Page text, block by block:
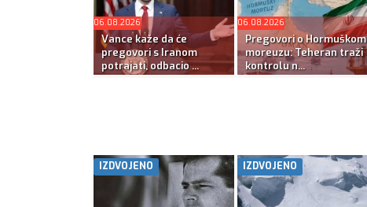
06.08.2026
Vance kaže da će
pregovori s Iranom
potrajati, odbacio ...
06.08.2026
Pregovori o Hormuškom
moreuzu: Teheran traži
kontrolu n...
IZDVOJENO IZDVOJENO